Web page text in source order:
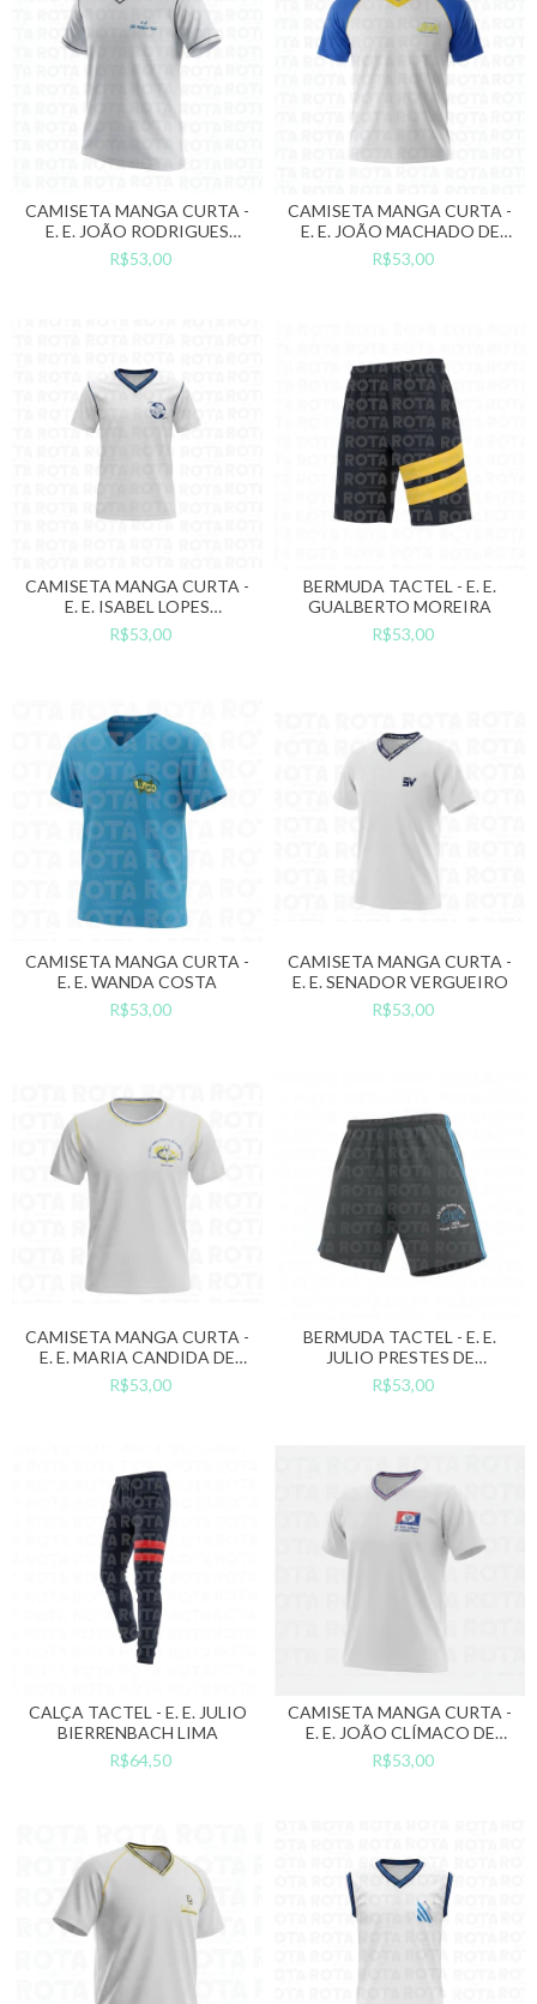
CAMISETA MANGA CURTA -
E. E. JOÃO RODRIGUES
BUENO
R$53,00
CAMISETA MANGA CURTA -
E. E. JOÃO MACHADO DE
ARAÚJO
R$53,00
CAMISETA MANGA CURTA -
E. E. ISABEL LOPES
MONTEIRO
R$53,00
BERMUDA TACTEL - E. E.
GUALBERTO MOREIRA
R$53,00
CAMISETA MANGA CURTA -
E. E. WANDA COSTA
R$53,00
CAMISETA MANGA CURTA -
E. E. SENADOR VERGUEIRO
R$53,00
CAMISETA MANGA CURTA -
E. E. MARIA CANDIDA DE
BARROS ARAÚJO
R$53,00
BERMUDA TACTEL - E. E.
JULIO PRESTES DE
ALBUQUERQUE (ESTADÃO)
R$53,00
CALÇA TACTEL - E. E. JULIO
BIERRENBACH LIMA
R$64,50
CAMISETA MANGA CURTA -
E. E. JOÃO CLÍMACO DE
CAMARGO PIRES
R$53,00